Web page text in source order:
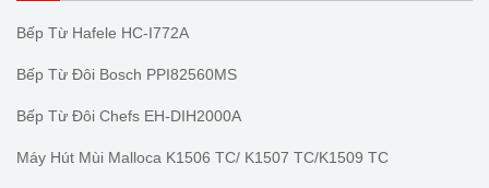
Bếp Từ Hafele HC-I772A
Bếp Từ Đôi Bosch PPI82560MS
Bếp Từ Đôi Chefs EH-DIH2000A
Máy Hút Mùi Malloca K1506 TC/ K1507 TC/K1509 TC